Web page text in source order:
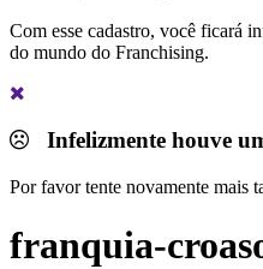
Com esse cadastro, você ficará
do mundo do Franchising.
Infelizmente houve
Por favor tente novamente mais
franquia-